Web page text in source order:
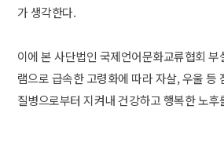
가 생각한다.
이에 본 사단법인 국제언어문화교류협회
램으로 급속한 고령화에 따라 자살, 우울
질병으로부터 지켜내 건강하고 행복한 노